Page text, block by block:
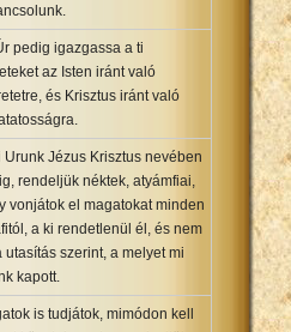
pedig igazgassa a ti
az Isten iránt való
és Krisztus iránt való
Urunk Jézus Krisztus nevében
rendeljük néktek, atyámfiai,
vonjátok el magatokat minden
a ki rendetlenül él, és nem
utasítás szerint, a melyet mi
kapott.
is tudjátok, mimódon kell